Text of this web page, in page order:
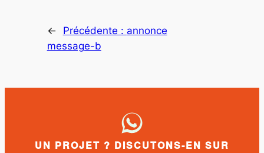
← Précédente : annonce
message-b
UN PROJET ? DISCUTONS-EN SUR